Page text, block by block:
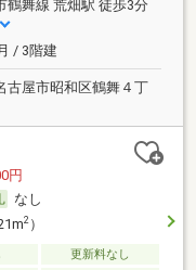
鶴舞線 荒畑駅 徒歩3分
/ 3階建
古屋市昭和区鶴舞４丁
円
なし
2）
更新料なし